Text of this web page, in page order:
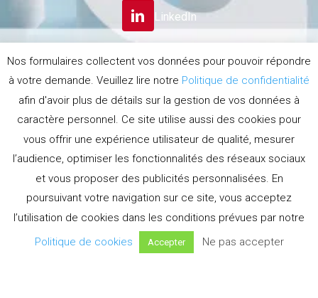
LinkedIn
S’INSCRIRE A LA
NEWSLETTER
Politique de confidentialité
Politique d'utilisation des cookies
Conditions générales
Copyright 2026 Soleil Digital | Tous droits
réservés
Nos formulaires collectent vos données pour pouvoir répondre
à votre demande. Veuillez lire notre Politique de confidentialité
afin d'avoir plus de détails sur la gestion de vos données à
caractère personnel. Ce site utilise aussi des cookies pour
vous offrir une expérience utilisateur de qualité, mesurer
l’audience, optimiser les fonctionnalités des réseaux sociaux
et vous proposer des publicités personnalisées. En
poursuivant votre navigation sur ce site, vous acceptez
l’utilisation de cookies dans les conditions prévues par notre
Politique de cookies
Accepter Ne pas accepter